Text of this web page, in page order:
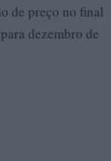
de preço no final
dezembro de